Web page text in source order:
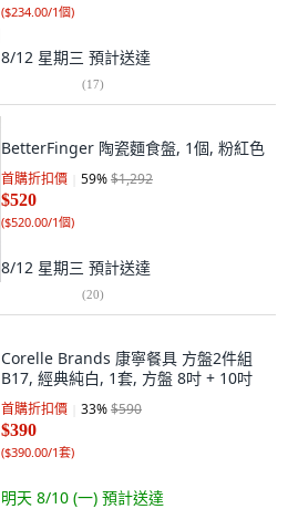
($234.00/1個)
8/12 星期三 預計送達
(17)
BetterFinger 陶瓷麵食盤, 1個, 粉紅色
首購折扣價 59%$1,292
$520
($520.00/1個)
8/12 星期三 預計送達
(20)
Corelle Brands 康寧餐具 方盤2件組
B17, 經典純白, 1套, 方盤 8吋 + 10吋
首購折扣價 33%$590
$390
($390.00/1套)
明天 8/10 (一) 預計送達